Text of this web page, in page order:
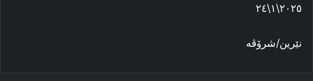
٢٠٢٥\١\٢٤
نێرین/شرۆڤه‌